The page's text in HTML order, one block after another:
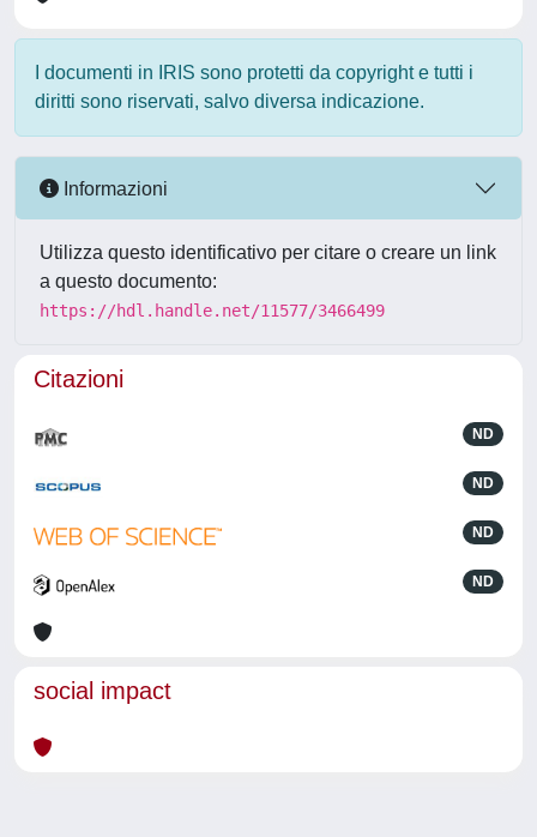
I documenti in IRIS sono protetti da copyright e tutti i
diritti sono riservati, salvo diversa indicazione.
Informazioni
Utilizza questo identificativo per citare o creare un link
a questo documento:
https://hdl.handle.net/11577/3466499
Citazioni
ND
ND
ND
ND
social impact